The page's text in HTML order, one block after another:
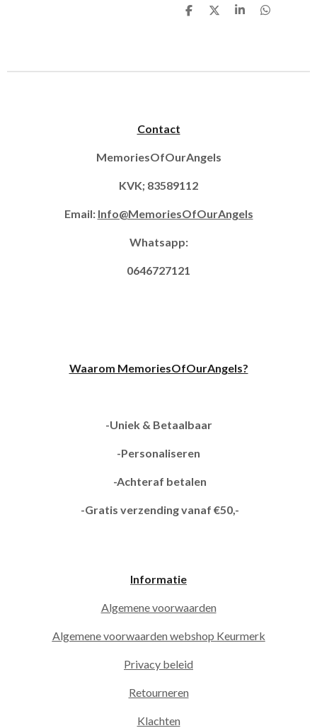
D
D
S
D
Contact
MemoriesOfOurAngels
KVK; 83589112
Email: Info@MemoriesOfOurAngels
Whatsapp:
0646727121
Waarom MemoriesOfOurAngels?
-Uniek & Betaalbaar
-Personaliseren
-Achteraf betalen
-Gratis verzending vanaf €50,-
Informatie
Algemene voorwaarden
Algemene voorwaarden webshop Keurmerk
Privacy beleid
Retourneren
Klachten